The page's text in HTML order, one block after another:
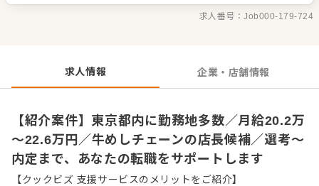
（入社1年目）／年収405万円～ ◆店長就任後／年収480万
円～589万円（賞与 年2回、役職手当を含む） 【給与テー
（手当は別途）
求人番号：Job000-179-724
求人情報 企業・店舗情報
【紹介案件】東京都内に勤務地多数／月給20.2万
～22.6万円／牛めしチェーンの店長候補／選考～
内定まで、あなたの転職をサポートします
【クックビズ 支援サービスのメリットをご紹介】